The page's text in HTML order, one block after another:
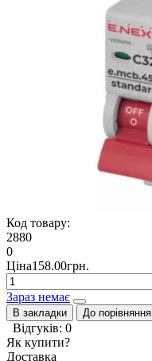
Код товару:
2880
0
Ціна158.00грн.
Зараз немає
В закладки До порівняння
Відгуків: 0
Як купити?
Доставка